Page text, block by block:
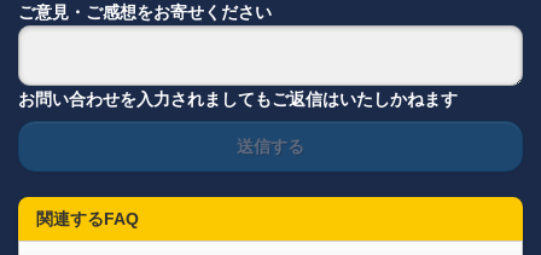
ご意見・ご感想をお寄せください
お問い合わせを入力されましてもご返信はいたしかねます
送信する
関連するFAQ